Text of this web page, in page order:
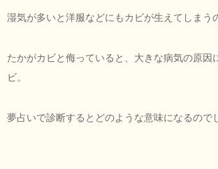
湿気が多いと洋服などにもカビが生えてしまう
たかがカビと侮っていると、大きな病気の原因
ビ。
夢占いで診断するとどのような意味になるので